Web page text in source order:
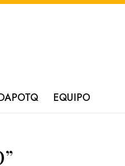
EQUIPO